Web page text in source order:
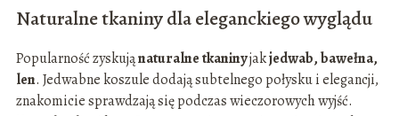
Naturalne tkaniny dla eleganckiego wyglądu
Popularność zyskująnaturalne tkaninyjakjedwab, bawełna,
len. Jedwabne koszule dodają subtelnego połysku i elegancji,
znakomicie sprawdzają się podczas wieczorowych wyjść.